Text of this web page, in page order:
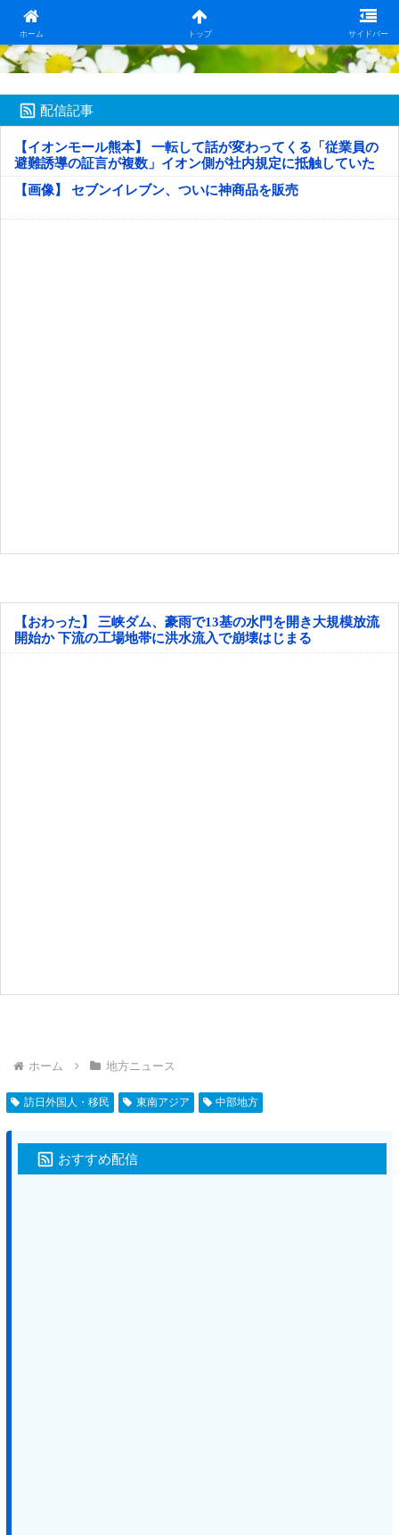
ホーム トップ サイドバー
日本第一！ニュース録
配信記事
【イオンモール熊本】 一転して話が変わってくる「従業員の
避難誘導の証言が複数」イオン側が社内規定に抵触していた
疑い
【画像】 セブンイレブン、ついに神商品を販売
【おわった】 三峡ダム、豪雨で13基の水門を開き大規模放流
開始か 下流の工場地帯に洪水流入で崩壊はじまる
ホーム 地方ニュース
訪日外国人・移民 東南アジア 中部地方
おすすめ配信